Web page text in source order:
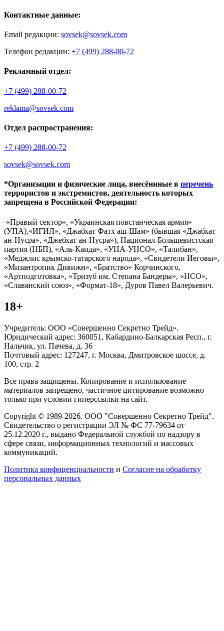
Контактные данные:
Email редакции: sovsek@sovsek.com
Телефон редакции: +7 (499) 288-00-72
Рекламный отдел:
+7 (499) 288-00-72
reklama@sovsek.com
Отдел распространения:
+7 (499) 288-00-72
sovsek@sovsek.com
*Организации и физические лица, внесённные в перечень
террористов и экстремистов, деятельность которых
запрещена в Российской Федерации:
«Правый сектор», «Украинская повстанческая армия»
(УПА),«ИГИЛ», «Джабхат Фатх аш-Шам» (бывшая «Джабхат
ан-Нусра», «Джебхат ан-Нусра»), Национал-Большевистская
партия (НБП), «Аль-Каида», «УНА-УНСО», «Талибан»,
«Меджлис крымско-татарского народа», «Свидетели Иеговы»,
«Мизантропик Дивижн», «Братство» Корчинского,
«Артподготовка», «Тризуб им. Степана Бандеры», «НСО»,
«Славянский союз», «Формат-18», Дуров Павел Валерьевич.
18+
Учредитель: ООО «Совершенно Секретно Трейд».
Юридический адрес: 360051, Кабардино-Балкарская Респ., г.
Нальчик, ул. Пачева, д. 36
Почтовый адрес: 127247, г. Москва, Дмитровское шоссе, д.
100, стр. 2
Все права защищены. Копирование и использование
материалов запрещено, частичное цитирование возможно
только при условии гиперссылки на сайт.
Copyright © 1989-2026. ООО "Совершенно Секретно Трейд".
Свидетельство о регистрации ЭЛ № ФС 77-79634 от
25.12.2020 г., выдано Федеральной службой по надзору в
сфере связи, информационных технологий и массовых
коммуникаций.
Политика конфиценциальности и Согласие на обработку
персональных данных